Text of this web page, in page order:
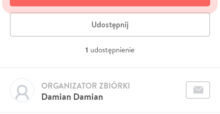
Udostępnij
1 udostępnienie
Damian Damian
ORGANIZATOR ZBIÓRKI